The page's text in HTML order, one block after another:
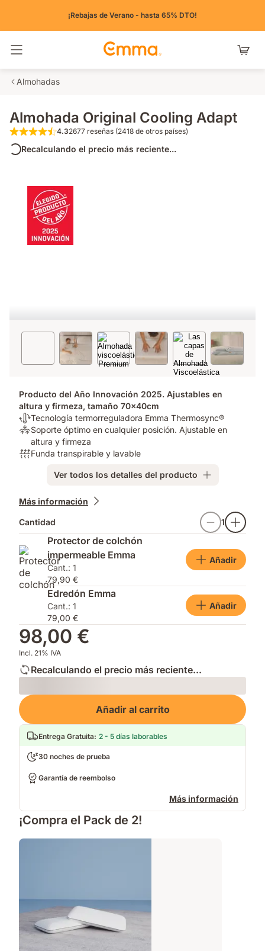
¡Rebajas de Verano - hasta 65% DTO!
Almohadas
Almohada Original Cooling Adapt
4.3 de 5 estrellas 2677 reseñas (2418 de
4.32677 reseñas (2418 de otros países)
Recalculando el precio más reciente...
Producto del Año Innovación 2025. Ajustables en
altura y firmeza, tamaño 70x40cm
Termorregulación:
Tecnología
termorreguladora
Emma
Tecnología termorreguladora Emma Thermosync®
Alivio
presión:
cualquier
Ajustable
en
altura
y
firmeza
Soporte óptimo en cualquier posición. Ajustable en
altura y firmeza
Transpirabilidad:
transpirable
lavable
Funda transpirable y lavable
Ver todos los detalles del producto
Complementos
Más información
Cantidad 1
Protector de colchón
impermeable Emma
Cant.: 1
79,90 €
Añadir
Edredón Emma
Cant.: 1
79,00 €
Añadir
98,00 €
Incl. 21% IVA
Recalculando el precio más reciente...
Loading
Añadir al carrito
Entrega Gratuita: 2 - 5 días laborables
30 noches de prueba
Garantía de reembolso
Más información
¡Compra el Pack de 2!